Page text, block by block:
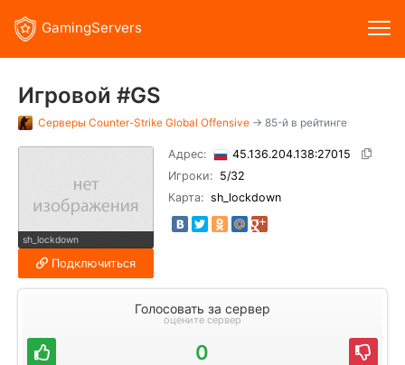
GamingServers
Игровой #GS
Серверы Counter-Strike Global Offensive → 85-й в рейтинге
sh_lockdown
Подключиться
Адрес:
45.136.204.138:27015
Игроки: 5/32
Карта: sh_lockdown
Голосовать за сервер
оцените сервер
0